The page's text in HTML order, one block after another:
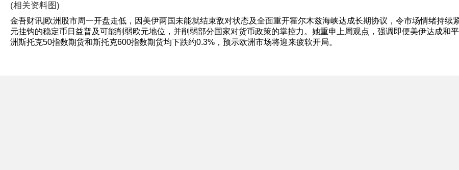
(相关资料图)
金吾财讯|欧洲股市周一开盘走低，因美伊两国未能就结束敌对状态及全面重开霍尔木兹海峡达成长期协议，令市场情绪持续
元挂钩的稳定币日益普及可能削弱欧元地位，并削弱部分国家对货币政策的掌控力。她重申上周观点，强调即便美伊达成和
洲斯托克50指数期货和斯托克600指数期货均下跌约0.3%，预示欧洲市场将迎来疲软开局。